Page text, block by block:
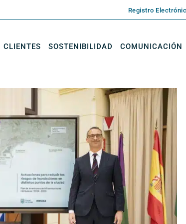
Registro
CLIENTES SOSTENIBILIDAD COMUNICACIÓN